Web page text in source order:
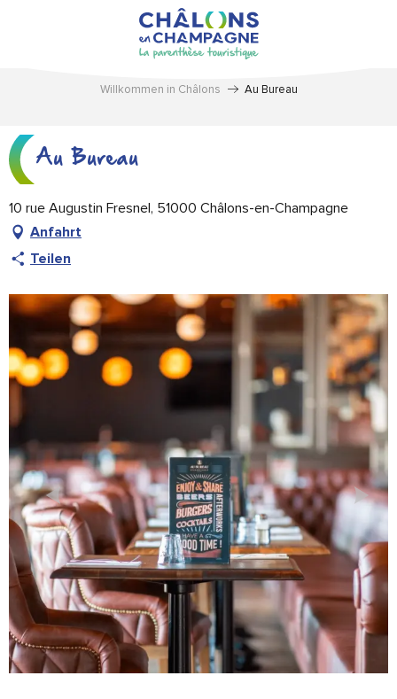
Willkommen in Châlons Au Bureau
Au Bureau
10 rue Augustin Fresnel, 51000 Châlons-en-Champagne
Anfahrt
Teilen